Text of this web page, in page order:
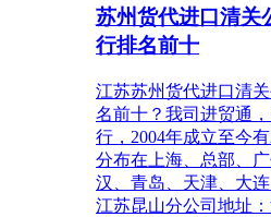
苏州货代进口清关
行排名前十
江苏苏州货代进口清
名前十？我司进贸通
行，2004年成立至今
分布在上海、总部、
汉、青岛、天津、大
江苏昆山分公司地址